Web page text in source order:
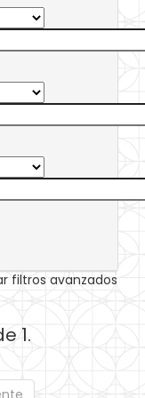
filtros avanzados
1.